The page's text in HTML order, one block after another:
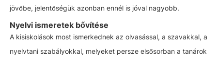
jövőbe, jelentőségük azonban ennél is jóval nagyobb.
Nyelvi ismeretek bővítése
A kisiskolások most ismerkednek az olvasással, a szavakkal, a
nyelvtani szabályokkal, melyeket persze elsősorban a tanárok